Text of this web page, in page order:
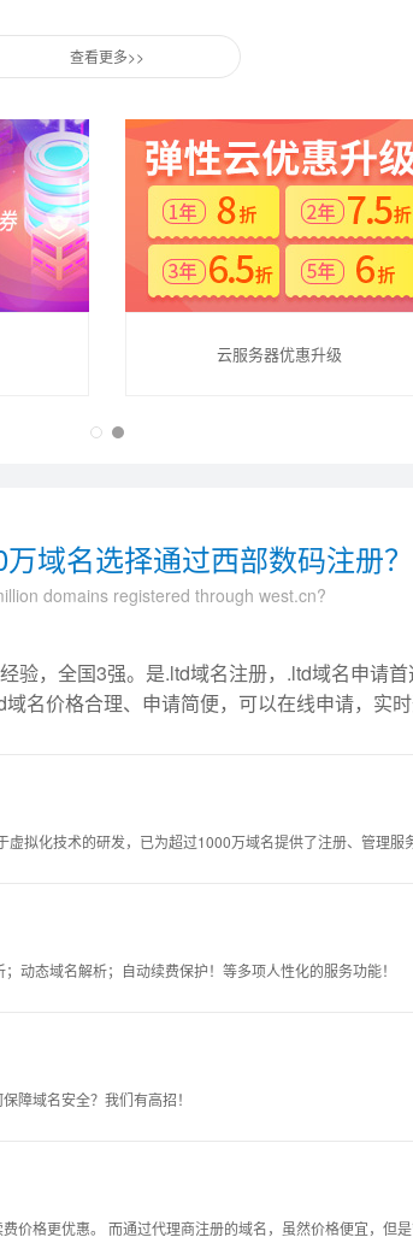
查看更多>>
云服务器优惠升级
域名选择通过西部数码注册？
domains registered through west.cn?
验，全国3强。是.ltd域名注册，.ltd域名申请
名价格合理、申请简便，可以在线申请，实时
拟化技术的研发，已为超过1000万域名提供了注册、管理服务
动态域名解析；自动续费保护！等多项人性化的服务功能！
障域名安全？我们有高招！
价格更优惠。 而通过代理商注册的域名，虽然价格便宜，但